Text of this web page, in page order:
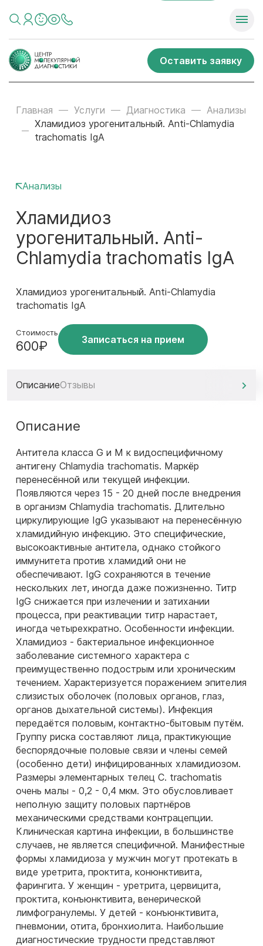
Оставить заявку
Главная Услуги Диагностика
Анализы
Хламидиоз урогенитальный. Anti-Chlamydia
trachomatis IgA
Анализы
Хламидиоз
урогенитальный. Anti-
Chlamydia trachomatis IgA
Хламидиоз урогенитальный. Anti-Chlamydia
trachomatis IgA
Стоимость
600₽ Записаться на прием
ОписаниеОтзывы
Описание
Антитела класса G и M к видоспецифичному
антигену Chlamydia trachomatis. Маркёр
перенесённой или текущей инфекции.
Появляются через 15 - 20 дней после внедрения
в организм Chlamydia trachomatis. Длительно
циркулирующие IgG указывают на перенесённую
хламидийную инфекцию. Это специфические,
высокоактивные антитела, однако стойкого
иммунитета против хламидий они не
обеспечивают. IgG сохраняются в течение
нескольких лет, иногда даже пожизненно. Титр
IgG снижается при излечении и затихании
процесса, при реактивации титр нарастает,
иногда четырехкратно. Особенности инфекции.
Хламидиоз - бактериальное инфекционное
заболевание системного характера с
преимущественно подострым или хроническим
течением. Характеризуется поражением эпителия
слизистых оболочек (половых органов, глаз,
органов дыхательной системы). Инфекция
передаётся половым, контактно-бытовым путём.
Группу риска составляют лица, практикующие
беспорядочные половые связи и члены семей
(особенно дети) инфицированных хламидиозом.
Размеры элементарных телец С. trachomatis
очень малы - 0,2 - 0,4 мкм. Это обусловливает
неполную защиту половых партнёров
механическими средствами контрацепции.
Клиническая картина инфекции, в большинстве
случаев, не является специфичной. Манифестные
формы хламидиоза у мужчин могут протекать в
виде уретрита, проктита, конюнктивита,
фарингита. У женщин - уретрита, цервицита,
проктита, конъюнктивита, венерической
лимфогранулемы. У детей - конъюнктивита,
пневмонии, отита, бронхиолита. Наибольшие
диагностические трудности представляют